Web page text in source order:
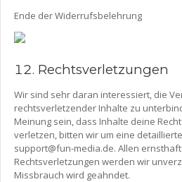
Ende der Widerrufsbelehrung
Rechtsverletzungen
Wir sind sehr daran interessiert, die
rechtsverletzender Inhalte zu
Meinung sein, dass Inhalte deine
verletzen, bitten wir um eine
support@fun-media.de. Allen
Rechtsverletzungen werden wir
Missbrauch wird geahndet.